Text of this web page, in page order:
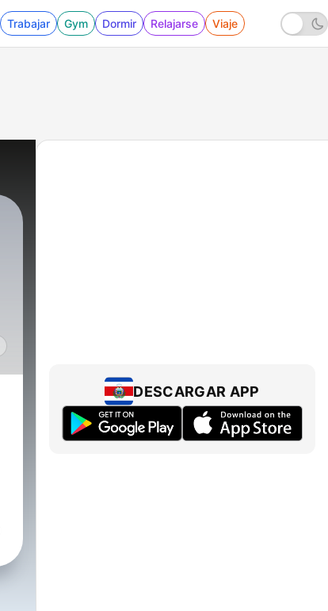
Trabajar Gym Dormir Relajarse Viaje
DESCARGAR APP